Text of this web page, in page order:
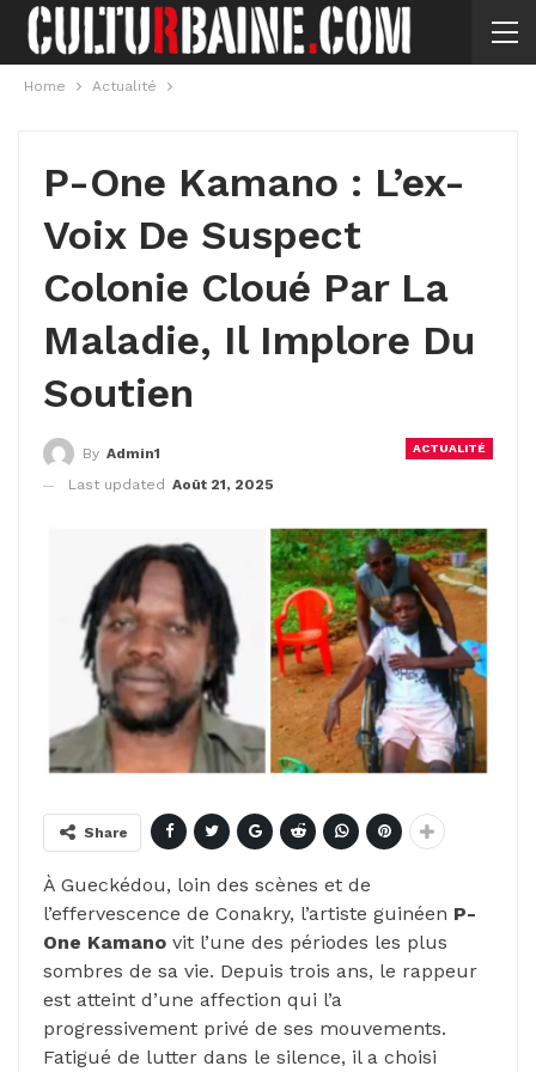
Home Actualité
P-One Kamano : L’ex-
Voix De Suspect
Colonie Cloué Par La
Maladie, Il Implore Du
Soutien
ACTUALITÉ
By Admin1
Last updated Août 21, 2025
Share
À Gueckédou, loin des scènes et de
l’effervescence de Conakry, l’artiste guinéen P-
One Kamano vit l’une des périodes les plus
sombres de sa vie. Depuis trois ans, le rappeur
est atteint d’une affection qui l’a
progressivement privé de ses mouvements.
Fatigué de lutter dans le silence, il a choisi